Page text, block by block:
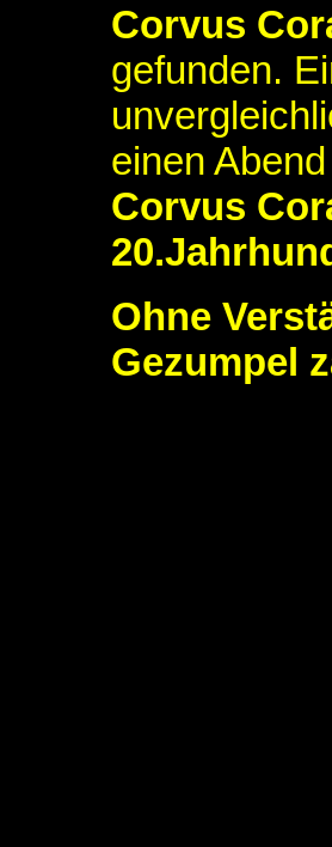
Corvus
gefunden.
einen
Corvus
Ohne
Gezumpel